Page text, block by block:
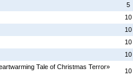
5
10
10
10
10
Tale of Christmas Terror»
10